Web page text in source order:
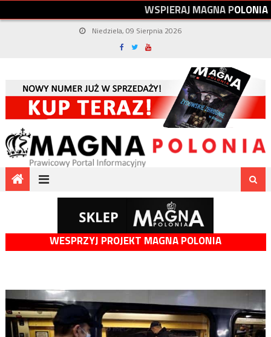
WSPIERAJMAGNAPOLONIA
Niedziela, 09 Sierpnia 2026
WESPRZYJ PROJEKT MAGNA POLONIA